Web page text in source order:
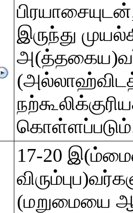
இருந்து
17-20
(மறுமையை